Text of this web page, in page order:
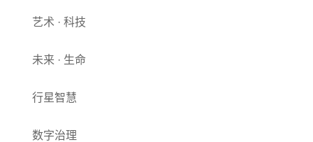
艺术 · 科技
未来 · 生命
行星智慧
数字治理